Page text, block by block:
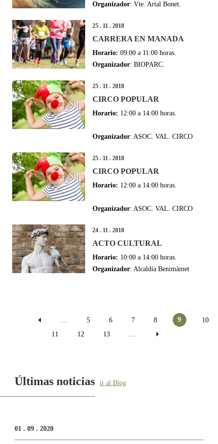
Organizador: Vte. Artal Bonet.
25 . 11 . 2018
CARRERA EN MANADA
Horario: 09:00 a 11:00 horas.
Organizador: BIOPARC.
25 . 11 . 2018
CIRCO POPULAR
Horario: 12:00 a 14:00 horas.
Organizador: ASOC. VAL. CIRCO
25 . 11 . 2018
CIRCO POPULAR
Horario: 12:00 a 14:00 horas.
Organizador: ASOC. VAL. CIRCO
24 . 11 . 2018
ACTO CULTURAL
Horario: 10:00 a 14:00 horas.
Organizador: Alcaldía Benimàmet
5 6 7 8 9
10
11
12 13
Últimas noticias ir al Blog
01 . 09 . 2020